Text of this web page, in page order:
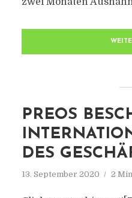
PREOS
ES
13. September 2020 2